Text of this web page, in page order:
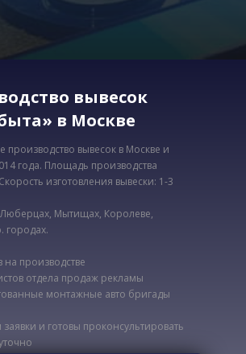
производство вывесок в Москве и
года. Площадь производства
изготовления вывески: 1-3
Мытищах, Королеве,
городах.
на производстве
отдела продаж рекламы
монтажные авто бригады
и готовы проконсультировать
вывесок
в Москве